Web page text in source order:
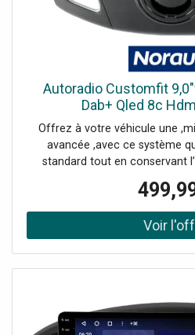
Autoradio Customfit
Dab+ Qled 8c
Offrez à votre véhicule une
avancée ,avec ce système
standard tout en conservant
une intégration parfaite.Doté
QLED de 9 pouces, il
définition ,et une navigation
d’exploitation puissant
optimales- ,Super Tuner DAB+